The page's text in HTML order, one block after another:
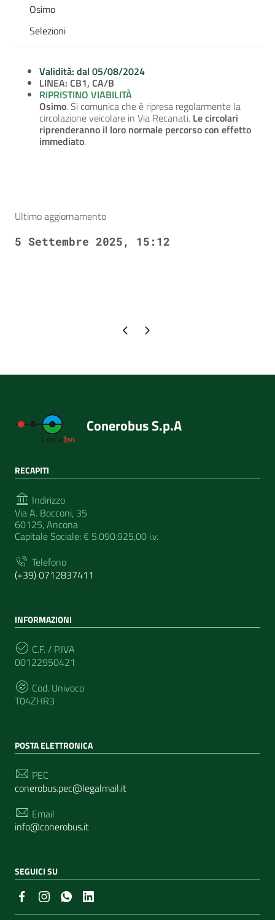
Osimo
Selezioni
Validità: dal 05/08/2024
LINEA: CB1, CA/B
RIPRISTINO VIABILITÀ
Osimo. Si comunica che è ripresa regolarmente la
circolazione veicolare in Via Recanati. Le circolari
riprenderanno il loro normale percorso con effetto
immediato.
Ultimo aggiornamento
5 Settembre 2025, 15:12
Pagina precedente
Pagina successiva
Conerobus S.p.A
RECAPITI
Indirizzo
Via A. Bocconi, 35
60125, Ancona
Capitale Sociale: € 5.090.925,00 i.v.
Telefono
(+39) 0712837411
INFORMAZIONI
C.F. / P.IVA
00122950421
Cod. Univoco
T04ZHR3
POSTA ELETTRONICA
PEC
conerobus.pec@legalmail.it
Email
info@conerobus.it
SEGUICI SU